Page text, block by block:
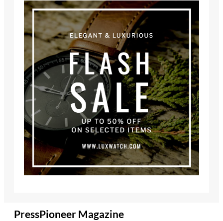
PressPioneer Magazine